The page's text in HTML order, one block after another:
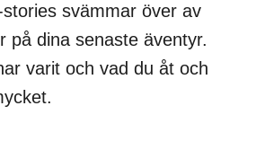
svämmar över av
på dina senaste äventyr.
varit och vad du åt och